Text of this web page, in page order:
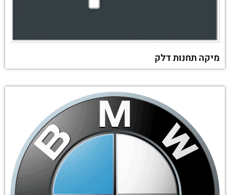
מיקה תחנות דלק